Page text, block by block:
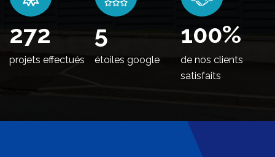
330
projets effectués
5
étoiles google
100%
de nos clients
satisfaits